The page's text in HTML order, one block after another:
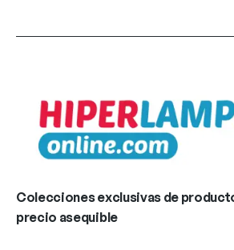
Colecciones exclusivas de
precio asequible